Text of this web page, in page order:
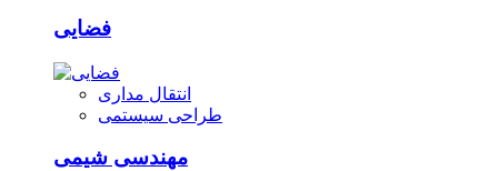
فضایی
انتقال مداری
طراحی سیستمی
مهندسی شیمی